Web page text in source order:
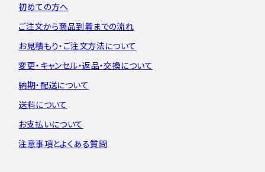
初めての方へ
ご注文から商品到着までの流れ
お見積もり・ ご注文方法について
変更・キャンセル・返品・交換について
納期・配送について
送料について
お支払いについて
注意事項とよくある質問